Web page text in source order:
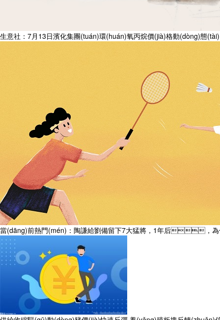
生意社：7月13日濱化集團(tuán)環(huán)氧丙烷價(jià)格動(dòng)態(tài)
當(dāng)前熱門(mén)：陶謙給劉備留下7大猛將，1年后，為